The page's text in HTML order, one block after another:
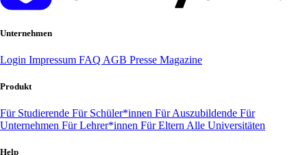
Unternehmen
Login Impressum FAQ AGB Presse Magazine
Produkt
Für Studierende Für Schüler*innen Für Auszubildende Für
Unternehmen Für Lehrer*innen Für Eltern Alle Universitäten
Help